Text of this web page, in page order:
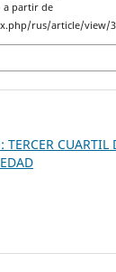
a partir de
rus/article/view/
CUARTIL